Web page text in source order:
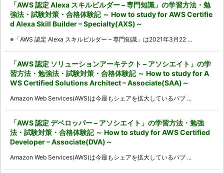
「AWS 認定 Alexa スキルビルダー – 専門知識」の学習方法・勉
強法・試験対策・合格体験記 ～ How to study for AWS Certifie
d Alexa Skill Builder – Specialty(AXS)～
※「AWS 認定 Alexa スキルビルダー – 専門知識」は2021年3月22 ...
「AWS 認定 ソリューションアーキテクト – アソシエイト」の学
習方法・勉強法・試験対策・合格体験記 ～ How to study for A
WS Certified Solutions Architect – Associate(SAA)～
Amazon Web Services(AWS)は今最もシェアを拡大しているパブ ...
「AWS 認定 デベロッパー – アソシエイト」の学習方法・勉強
法・試験対策・合格体験記 ～ How to study for AWS Certified
Developer – Associate(DVA)～
Amazon Web Services(AWS)は今最もシェアを拡大しているパブ ...